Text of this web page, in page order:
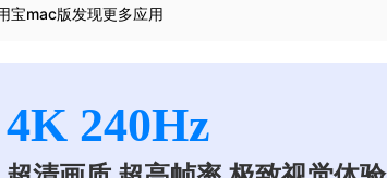
宝mac版发现更多应用
4K 240Hz